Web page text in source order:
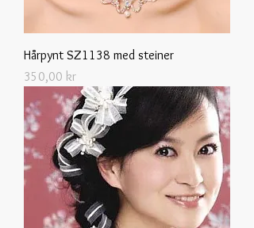
Hårpynt SZ1138 med steiner
Pris
350,00 kr